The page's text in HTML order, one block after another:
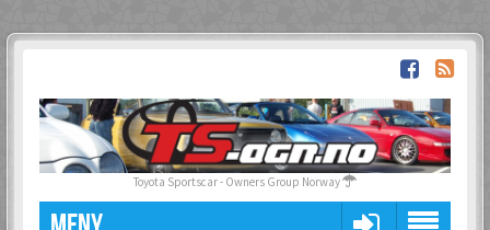
Toyota Sportscar - Owners Group Norway